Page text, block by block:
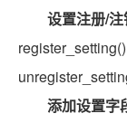
设置注册/
register_setting()
添加设置字